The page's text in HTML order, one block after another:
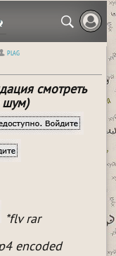
PLAG
смотреть
шум)
*flv rar
encoded